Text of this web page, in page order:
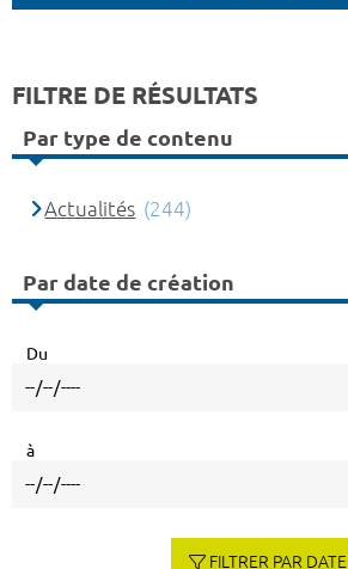
FILTRE DE RÉSULTATS
Par type de contenu
Actualités (244)
Par date de création
Du
à
FILTRER PAR DATE